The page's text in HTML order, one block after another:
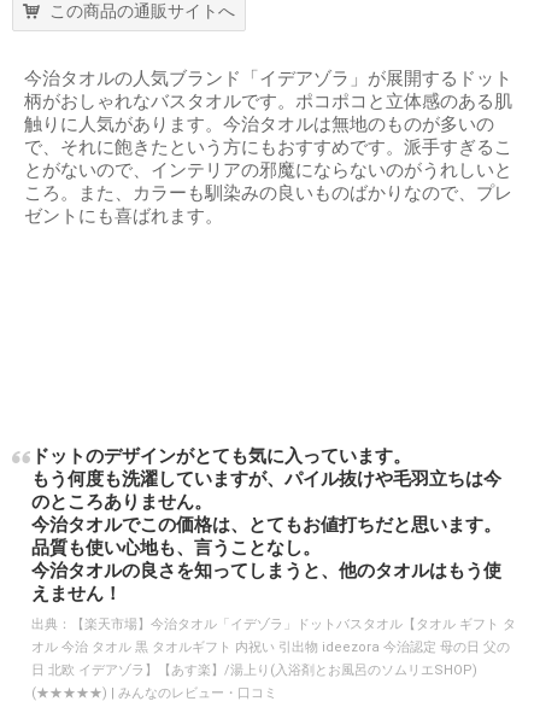
この商品の通販サイトへ
今治タオルの人気ブランド「イデアゾラ」が展開するドット
柄がおしゃれなバスタオルです。ポコポコと立体感のある肌
触りに人気があります。今治タオルは無地のものが多いの
で、それに飽きたという方にもおすすめです。派手すぎるこ
とがないので、インテリアの邪魔にならないのがうれしいと
ころ。また、カラーも馴染みの良いものばかりなので、プレ
ゼントにも喜ばれます。
ドットのデザインがとても気に入っています。
もう何度も洗濯していますが、パイル抜けや毛羽立ちは今
のところありません。
今治タオルでこの価格は、とてもお値打ちだと思います。
品質も使い心地も、言うことなし。
今治タオルの良さを知ってしまうと、他のタオルはもう使
えません！
出典：
【楽天市場】今治タオル「イデゾラ」ドットバスタオル【タオル ギフト タ
オル 今治 タオル 黒 タオルギフト 内祝い 引出物 ideezora 今治認定 母の日 父の
日 北欧 イデアゾラ】【あす楽】/湯上り(入浴剤とお風呂のソムリエSHOP)
(★★★★★) | みんなのレビュー・口コミ